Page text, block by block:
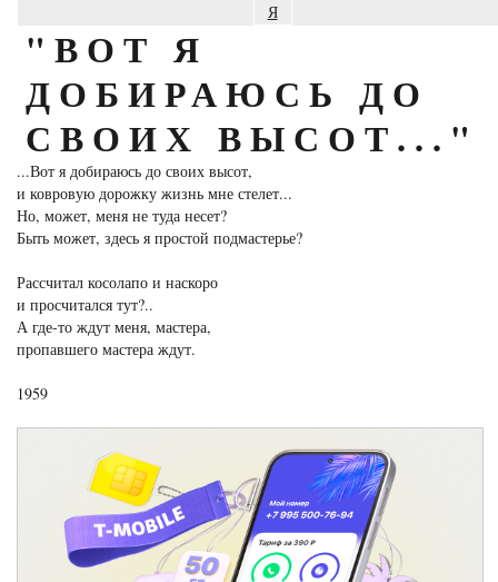
Я
"ВОТ Я
ДОБИРАЮСЬ ДО
СВОИХ ВЫСОТ..."
...Вот я добираюсь до своих высот,
и ковровую дорожку жизнь мне стелет...
Но, может, меня не туда несет?
Быть может, здесь я простой подмастерье?
Рассчитал косолапо и наскоро
и просчитался тут?..
А где-то ждут меня, мастера,
пропавшего мастера ждут.
1959